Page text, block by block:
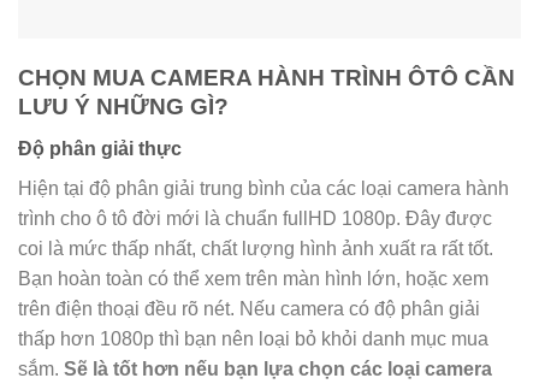
CHỌN MUA CAMERA HÀNH TRÌNH ÔTÔ CẦN
LƯU Ý NHỮNG GÌ?
Độ phân giải thực
Hiện tại độ phân giải trung bình của các loại camera hành
trình cho ô tô đời mới là chuẩn fullHD 1080p. Đây được
coi là mức thấp nhất, chất lượng hình ảnh xuất ra rất tốt.
Bạn hoàn toàn có thể xem trên màn hình lớn, hoặc xem
trên điện thoại đều rõ nét. Nếu camera có độ phân giải
thấp hơn 1080p thì bạn nên loại bỏ khỏi danh mục mua
sắm. Sẽ là tốt hơn nếu bạn lựa chọn các loại camera